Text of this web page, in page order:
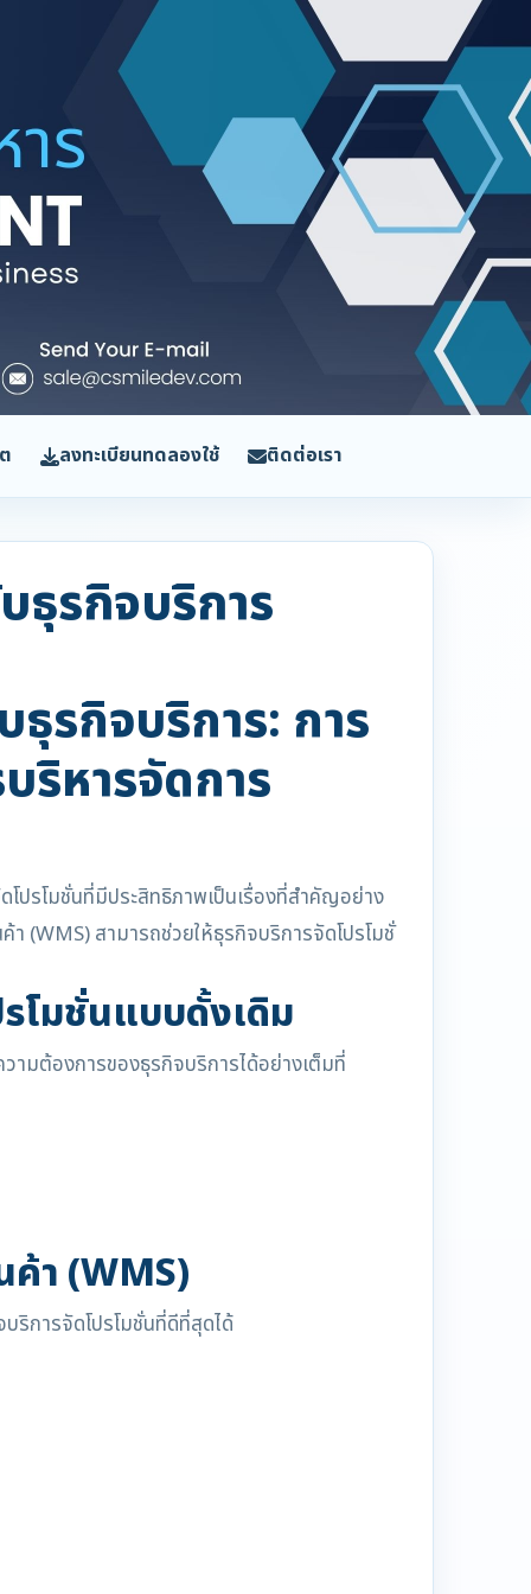
ลงทะเบียนทดลองใช้ ติดต่อเรา
ธุรกิจบริการ
ธุรกิจบริการ: การ
ริหารจัดการ
ปรโมชั่นที่มีประสิทธิภาพเป็นเรื่องที่สำคัญอย่าง
(WMS) สามารถช่วยให้ธุรกิจบริการจัดโปรโมชั่
โมชั่นแบบดั้งเดิม
ามต้องการของธุรกิจบริการได้อย่างเต็มที่
า (WMS)
ริการจัดโปรโมชั่นที่ดีที่สุดได้